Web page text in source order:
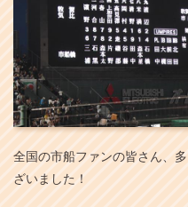
全国の市船ファンの皆さん、
ざいました！